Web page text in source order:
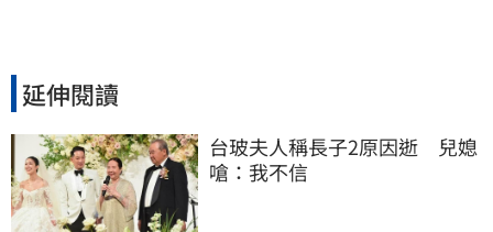
延伸閱讀
台玻夫人稱長子2原因逝　兒媳
嗆：我不信